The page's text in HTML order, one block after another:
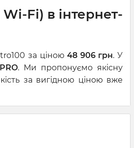
Fi) в інтернет-
за ціною48 906 грн. У
. Ми пропонуємо якісну
за вигідною ціною вже